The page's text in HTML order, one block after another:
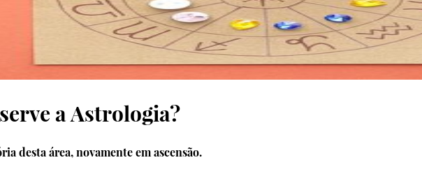
a Astrologia?
desta área, novamente em ascensão.